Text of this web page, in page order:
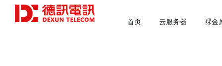
首页 云服务器 裸金